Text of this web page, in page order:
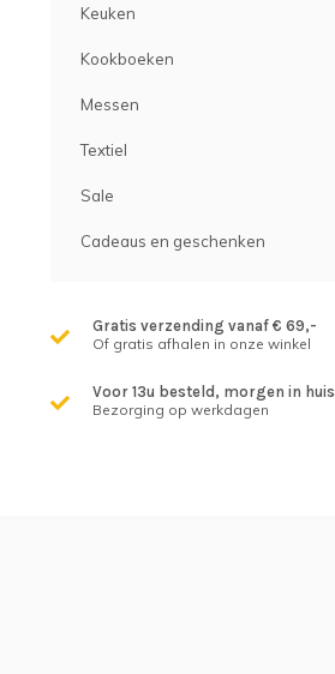
Keuken
Kookboeken
Messen
Textiel
Sale
Cadeaus en geschenken
Gratis verzending vanaf € 69,-
Of gratis afhalen in onze winkel
Voor 13u besteld, morgen in huis
Bezorging op werkdagen